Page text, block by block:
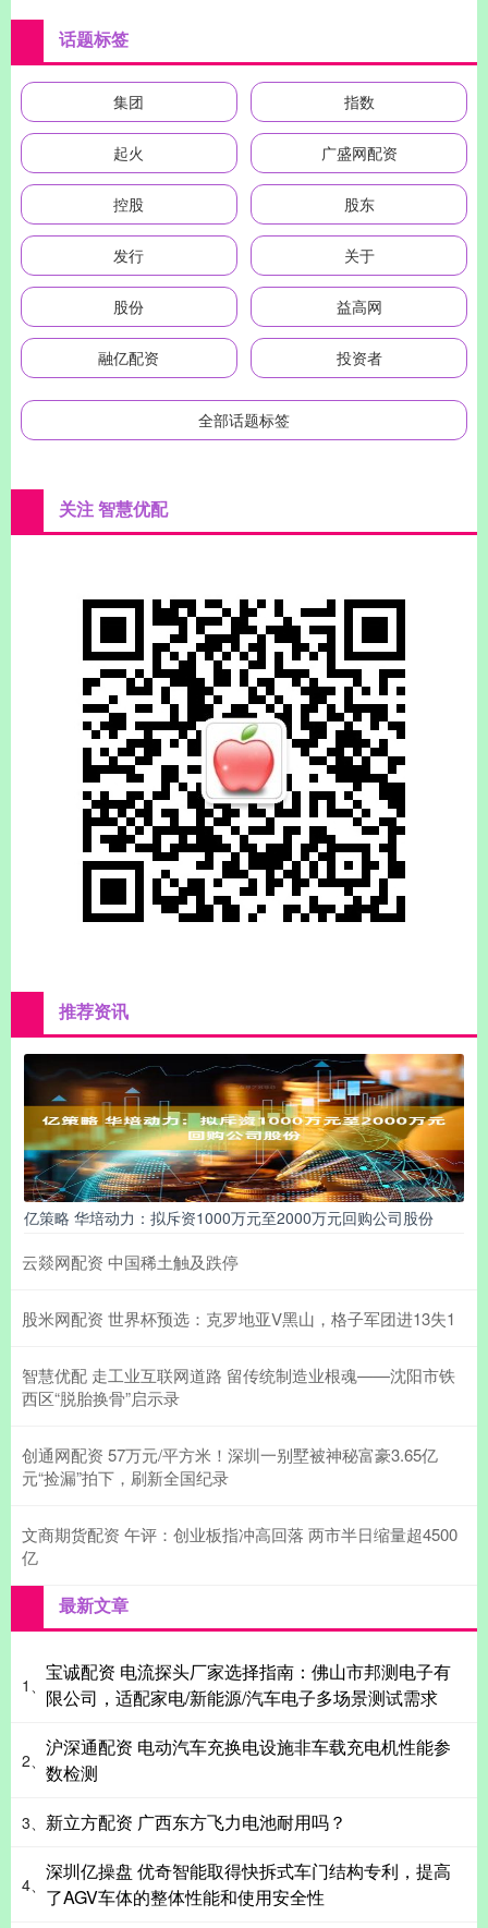
话题标签
集团 指数
起火 广盛网配资
控股 股东
发行 关于
股份 益高网
融亿配资 投资者
全部话题标签
关注 智慧优配
推荐资讯
亿策略 华培动力：拟斥资1000万元至2000万元回购公司股份
云燚网配资 中国稀土触及跌停
股米网配资 世界杯预选：克罗地亚V黑山，格子军团进13失1
智慧优配 走工业互联网道路 留传统制造业根魂——沈阳市铁
西区“脱胎换骨”启示录
创通网配资 57万元/平方米！深圳一别墅被神秘富豪3.65亿
元“捡漏”拍下，刷新全国纪录
文商期货配资 午评：创业板指冲高回落 两市半日缩量超4500
亿
最新文章
1、
宝诚配资 电流探头厂家选择指南：佛山市邦测电子有
限公司，适配家电/新能源/汽车电子多场景测试需求
2、
沪深通配资 电动汽车充换电设施非车载充电机性能参
数检测
3、 新立方配资 广西东方飞力电池耐用吗？
4、
深圳亿操盘 优奇智能取得快拆式车门结构专利，提高
了AGV车体的整体性能和使用安全性